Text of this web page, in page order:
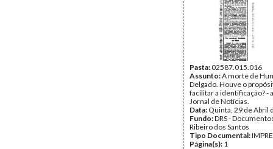
Pasta:02587.015.016
Assunto:A morte de
Delgado. Houve o
facilitar a identificação? -
Jornal de Notícias.
Data: Quinta, 29 de Abril
Fundo:DRS -
Ribeiro dos Santos
Tipo Documental:
Página(s): 1